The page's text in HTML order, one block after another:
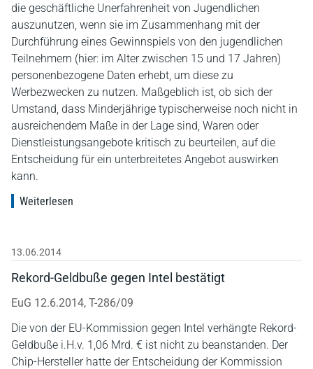
die geschäftliche Unerfahrenheit von Jugendlichen
auszunutzen, wenn sie im Zusammenhang mit der
Durchführung eines Gewinnspiels von den jugendlichen
Teilnehmern (hier: im Alter zwischen 15 und 17 Jahren)
personenbezogene Daten erhebt, um diese zu
Werbezwecken zu nutzen. Maßgeblich ist, ob sich der
Umstand, dass Minderjährige typischerweise noch nicht in
ausreichendem Maße in der Lage sind, Waren oder
Dienstleistungsangebote kritisch zu beurteilen, auf die
Entscheidung für ein unterbreitetes Angebot auswirken
kann.
Weiterlesen
13.06.2014
Rekord-Geldbuße gegen Intel bestätigt
EuG 12.6.2014, T-286/09
Die von der EU-Kommission gegen Intel verhängte Rekord-
Geldbuße i.H.v. 1,06 Mrd. € ist nicht zu beanstanden. Der
Chip-Hersteller hatte der Entscheidung der Kommission